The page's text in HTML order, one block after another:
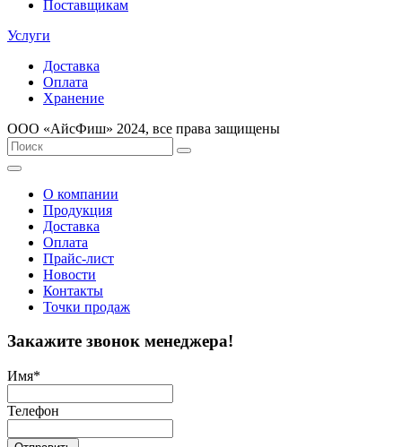
Поставщикам
Услуги
Доставка
Оплата
Хранение
ООО «AйсФиш» 2024, все права защищены
О компании
Продукция
Доставка
Оплата
Прайс-лист
Новости
Контакты
Точки продаж
Закажите звонок менеджера!
Имя*
Телефон